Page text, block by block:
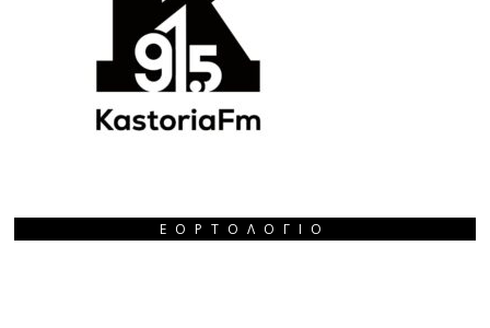
ΕΟΡΤΟΛΌΓΙΟ